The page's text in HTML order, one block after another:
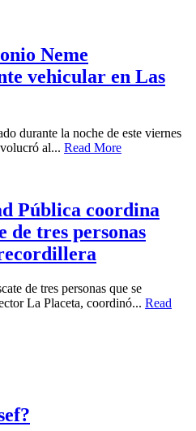
Neme
vehicular en Las
durante la noche de este viernes
al... Read More
Pública coordina
de tres personas
de tres personas que se
La Placeta, coordinó... Read